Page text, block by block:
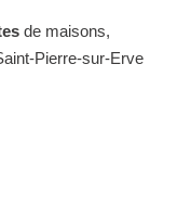
de maisons,
Pierre-sur-Erve